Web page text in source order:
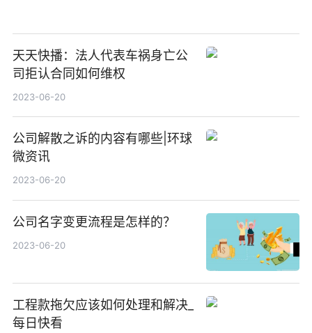
天天快播：法人代表车祸身亡公
司拒认合同如何维权
2023-06-20
公司解散之诉的内容有哪些|环球
微资讯
2023-06-20
公司名字变更流程是怎样的？
2023-06-20
工程款拖欠应该如何处理和解决_
每日快看